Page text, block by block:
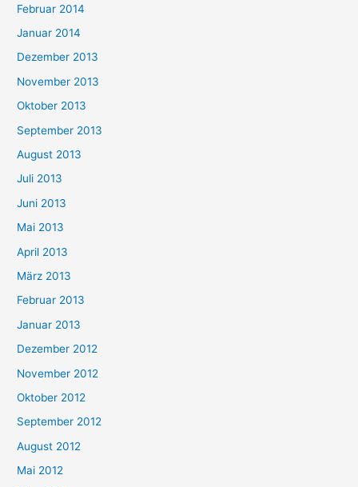
Februar 2014
Januar 2014
Dezember 2013
November 2013
Oktober 2013
September 2013
August 2013
Juli 2013
Juni 2013
Mai 2013
April 2013
März 2013
Februar 2013
Januar 2013
Dezember 2012
November 2012
Oktober 2012
September 2012
August 2012
Mai 2012